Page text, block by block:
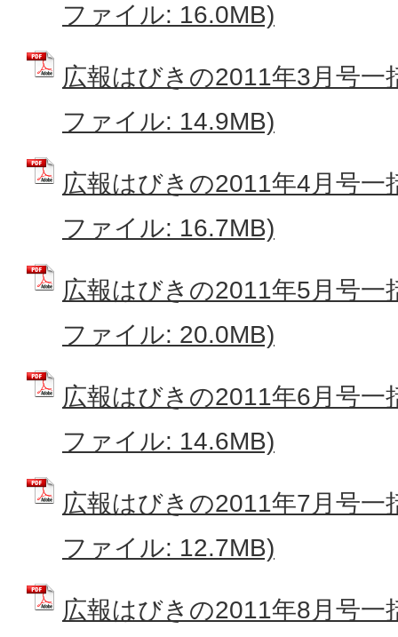
ファイル: 16.0MB)
広報はびきの2011年3月号一
ファイル: 14.9MB)
広報はびきの2011年4月号一
ファイル: 16.7MB)
広報はびきの2011年5月号一
ファイル: 20.0MB)
広報はびきの2011年6月号一
ファイル: 14.6MB)
広報はびきの2011年7月号一
ファイル: 12.7MB)
広報はびきの2011年8月号一